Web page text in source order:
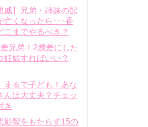
戚】兄弟・姉妹の配
亡くなったら･･･香
こまでやるべき？
兄弟！2歳差にした
妊娠すればいい？
まるで子ども！あな
んは大丈夫？チェッ
き
影響をもたらす15の